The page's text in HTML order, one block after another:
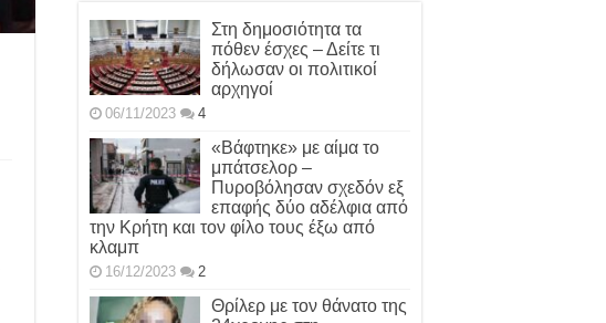
Στη δημοσιότητα τα
πόθεν έσχες – Δείτε τι
δήλωσαν οι πολιτικοί
αρχηγοί
06/11/2023 4
«Βάφτηκε» με αίμα το
μπάτσελορ –
Πυροβόλησαν σχεδόν εξ
επαφής δύο αδέλφια από
την Κρήτη και τον φίλο τους έξω από
κλαμπ
16/12/2023 2
Θρίλερ με τον θάνατο της